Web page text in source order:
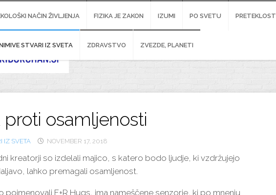
NAČIN ŽIVLJENJA FIZIKA JE ZAKON IZUMI PO SVETU PRETEKLOST
STVARI IZ SVETA ZDRAVSTVO ZVEZDE, PLANETI
proti osamljenosti
IZ SVETA NOVEMBER 17, 2018
kreatorji so izdelali majico, s katero bodo ljudje, ki vzdržujejo
lahko premagali osamljenost.
poimenovali F+R Hugs, ima nameščene senzorje, ki po mnenju